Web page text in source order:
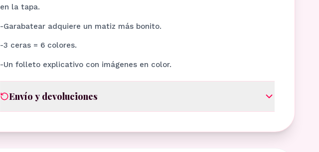
en la tapa.
-Garabatear adquiere un matiz más bonito.
-3 ceras = 6 colores.
-Un folleto explicativo con imágenes en color.
Envío y devoluciones